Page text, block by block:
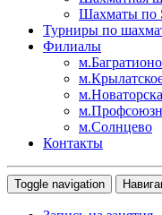
Шахматы по
Турниры по
Филиалы
м.Солнцево
Контакты
Toggle navigation